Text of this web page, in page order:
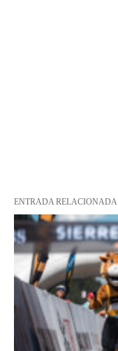
ENTRADA RELACIONADA